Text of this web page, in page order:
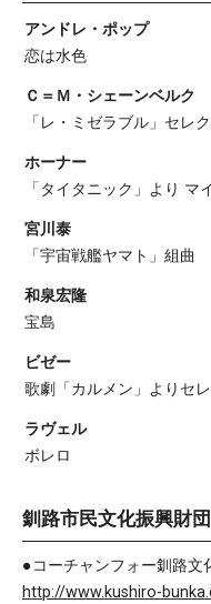
アンドレ・ポップ
恋は水色
Ｃ＝Ｍ・シェーンベルク
「レ・ミゼラブル」セレ
ホーナー
「タイタニック」より
宮川泰
「宇宙戦艦ヤマト」組曲
和泉宏隆
宝島
ビゼー
歌劇「カルメン」よりセ
ラヴェル
ボレロ
釧路市民文化振興財
●コーチャンフォー釧路文
http://www.kushiro-